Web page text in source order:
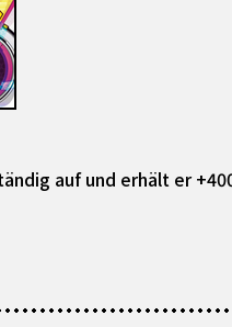
auf und erhält er